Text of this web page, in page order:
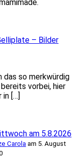
– Bilder
so merkwürdig
vorbei, hier
[…]
am 5.8.2026
Carolaam 5. August